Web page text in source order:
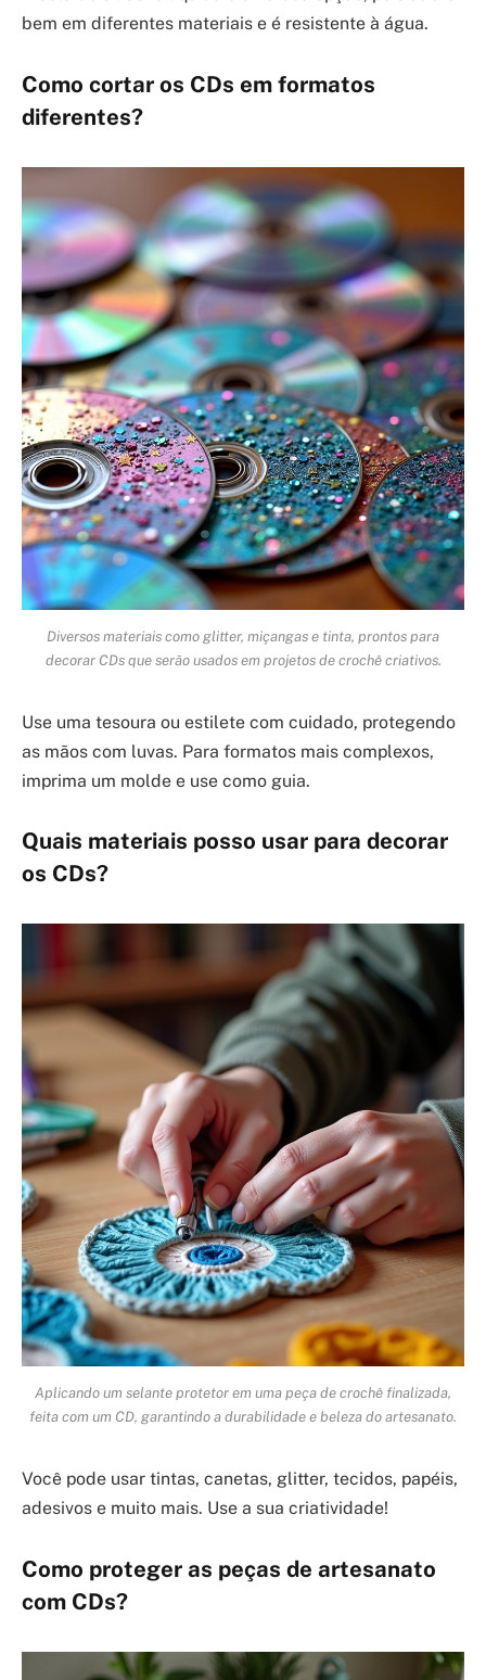
bem em diferentes materiais e é resistente à água.
Como cortar os CDs em formatos
diferentes?
Diversos materiais como glitter, miçangas e tinta, prontos para
decorar CDs que serão usados em projetos de crochê criativos.
Use uma tesoura ou estilete com cuidado, protegendo
as mãos com luvas. Para formatos mais complexos,
imprima um molde e use como guia.
Quais materiais posso usar para decorar
os CDs?
Aplicando um selante protetor em uma peça de crochê finalizada,
feita com um CD, garantindo a durabilidade e beleza do artesanato.
Você pode usar tintas, canetas, glitter, tecidos, papéis,
adesivos e muito mais. Use a sua criatividade!
Como proteger as peças de artesanato
com CDs?